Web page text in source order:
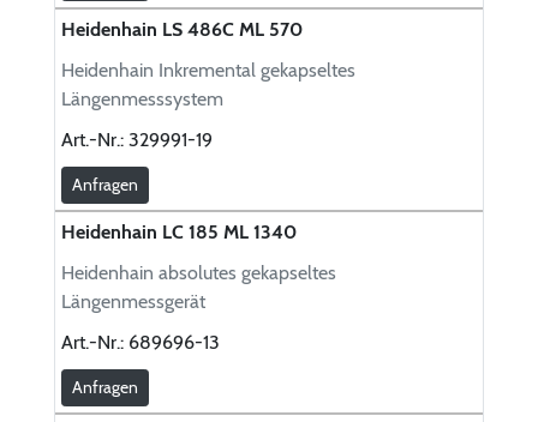
Heidenhain LS 486C ML 570
Heidenhain Inkremental gekapseltes
Längenmesssystem
Art.-Nr.: 329991-19
Anfragen
Heidenhain LC 185 ML 1340
Heidenhain absolutes gekapseltes
Längenmessgerät
Art.-Nr.: 689696-13
Anfragen